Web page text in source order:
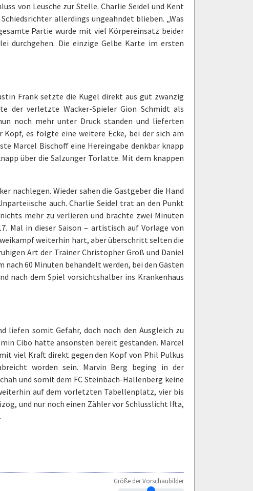
von Leusche zur Stelle. Charlie Seidel und Kent
allerdings ungeahndet blieben. „Was
Partie wurde mit viel Körpereinsatz beider
durchgehen. Die einzige Gelbe Karte im ersten
Frank setzte die Kugel direkt aus gut zwanzig
der verletzte Wacker-Spieler Gion Schmidt als
noch mehr unter Druck standen und lieferten
es folgte eine weitere Ecke, bei der sich am
Marcel Bischoff eine Hereingabe denkbar knapp
über die Salzunger Torlatte. Mit dem knappen
nachlegen. Wieder sahen die Gastgeber die Hand
auch. Charlie Seidel trat an den Punkt
mehr zu verlieren und brachte zwei Minuten
Mal in dieser Saison – artistisch auf Vorlage von
weiterhin hart, aber überschritt selten die
Art der Trainer Christopher Groß und Daniel
60 Minuten behandelt werden, bei den Gästen
nach dem Spiel vorsichtshalber ins Krankenhaus
liefen somit Gefahr, doch noch den Ausgleich zu
Cibo hätte ansonsten bereit gestanden. Marcel
viel Kraft direkt gegen den Kopf von Phil Pulkus
worden sein. Marvin Berg beging in der
und somit dem FC Steinbach-Hallenberg keine
auf dem vorletzten Tabellenplatz, vier bis
und nur noch einen Zähler vor Schlusslicht Ifta,
Größe der Vorschaubilder